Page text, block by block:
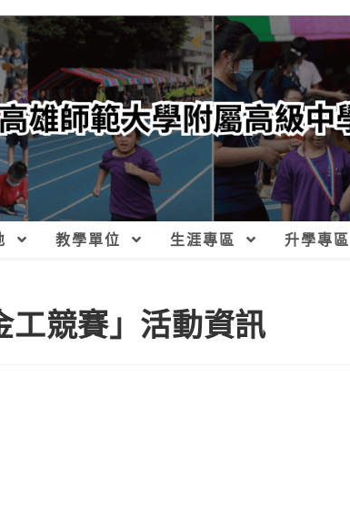
教學單位 生涯專區 升學專區
工競賽」活動資訊